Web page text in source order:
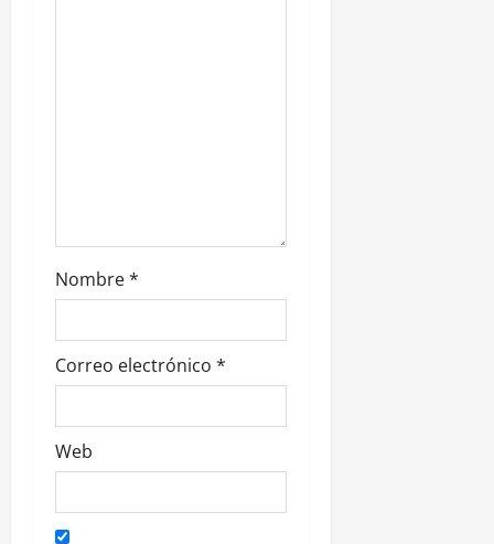
s
Nombre*
Correo electrónico *
Web